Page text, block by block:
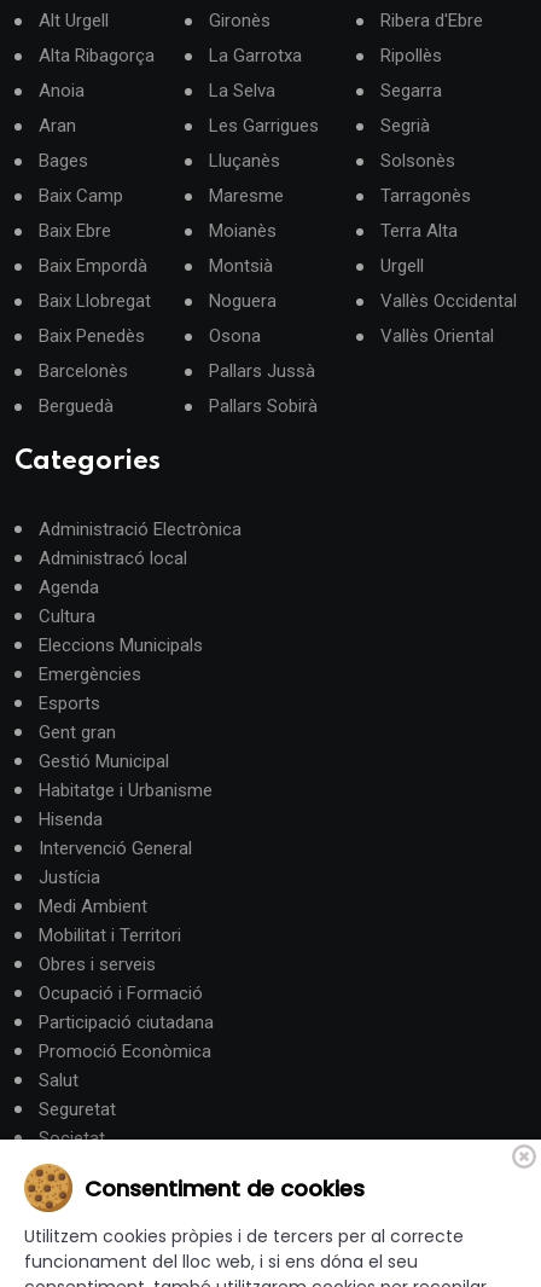
Alt Urgell
Alta Ribagorça
Anoia
Aran
Bages
Baix Camp
Baix Ebre
Baix Empordà
Baix Llobregat
Baix Penedès
Barcelonès
Berguedà
Gironès
La Garrotxa
La Selva
Les Garrigues
Lluçanès
Maresme
Moianès
Montsià
Noguera
Osona
Pallars Jussà
Pallars Sobirà
Ribera d'Ebre
Ripollès
Segarra
Segrià
Solsonès
Tarragonès
Terra Alta
Urgell
Vallès Occidental
Vallès Oriental
Categories
Administració Electrònica
Administracó local
Agenda
Cultura
Eleccions Municipals
Emergències
Esports
Gent gran
Gestió Municipal
Habitatge i Urbanisme
Hisenda
Intervenció General
Justícia
Medi Ambient
Mobilitat i Territori
Obres i serveis
Ocupació i Formació
Participació ciutadana
Promoció Econòmica
Salut
Seguretat
Societat
Turisme
Altres Canals
Consentiment de cookies
Utilitzem cookies pròpies i de tercers per al correcte
funcionament del lloc web, i si ens dóna el seu